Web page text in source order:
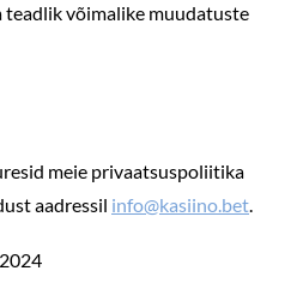
võimalike muudatuste
meie privaatsuspoliitika
aadressil info@kasiino.bet.